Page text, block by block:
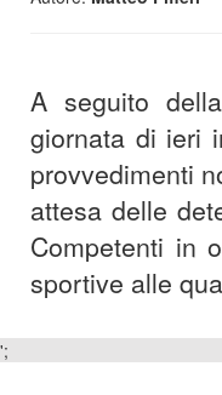
​​​A seguito
giornata di ieri
provvedimenti
attesa delle
Competenti in
sportive alle
';